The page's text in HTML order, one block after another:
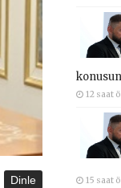
Dinle
12 saat
15 saat